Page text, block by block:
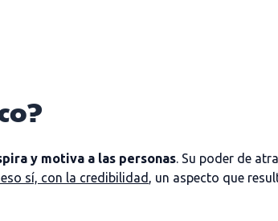
y motiva a las personas. Su poder de
sí, con la credibilidad , un aspecto que